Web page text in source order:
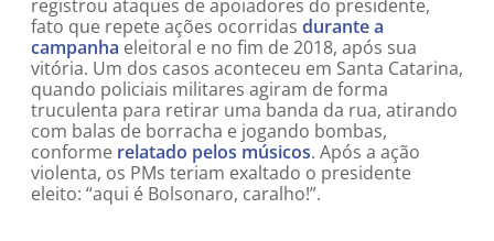
registrou ataques de apoiadores do presidente,
fato que repete ações ocorridas durante a
campanha eleitoral e no fim de 2018, após sua
vitória. Um dos casos aconteceu em Santa Catarina,
quando policiais militares agiram de forma
truculenta para retirar uma banda da rua, atirando
com balas de borracha e jogando bombas,
conforme relatado pelos músicos. Após a ação
violenta, os PMs teriam exaltado o presidente
eleito: “aqui é Bolsonaro, caralho!”.